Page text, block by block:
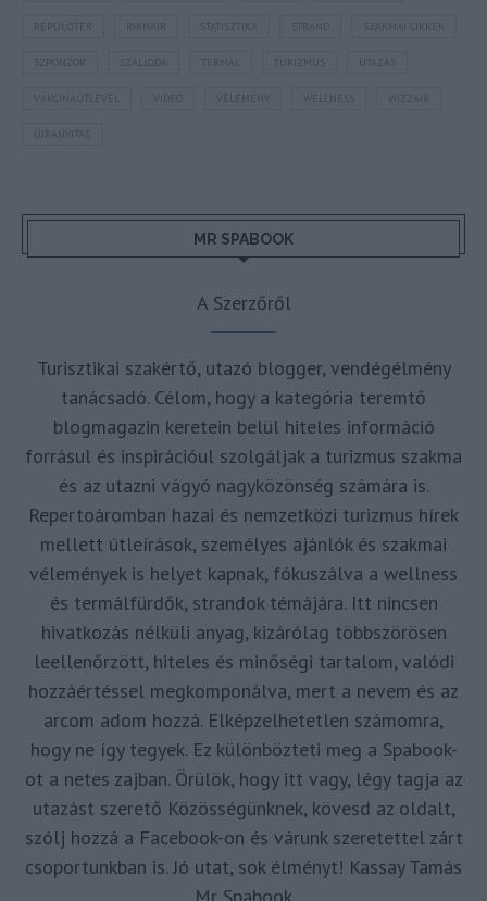
REPÜLŐTÉR STATISZTIKA STRAND SZAKMAI CIKKEK
SZPONZOR SZÁLLODA TERMÁL TURIZMUS UTAZÁS
VAKCINAÚTLEVÉL WIZZAIR
ÚJRANYITÁS
MR SPABOOK
A Szerzőről
Turisztikai szakértő, utazó blogger, vendégélmény
tanácsadó. Célom, hogy a kategória teremtő
blogmagazin keretein belül hiteles információ
forrásul és inspirációul szolgáljak a turizmus szakma
és az utazni vágyó nagyközönség számára is.
Repertoáromban hazai és nemzetközi turizmus hírek
mellett útleírások, személyes ajánlók és szakmai
vélemények is helyet kapnak, fókuszálva a wellness
és termálfürdők, strandok témájára. Itt nincsen
hivatkozás nélküli anyag, kizárólag többszörösen
leellenőrzött, hiteles és minőségi tartalom, valódi
hozzáértéssel megkomponálva, mert a nevem és az
arcom adom hozzá. Elképzelhetetlen számomra,
hogy ne így tegyek. Ez különbözteti meg a Spabook-
ot a netes zajban. Örülök, hogy itt vagy, légy tagja az
utazást szerető Közösségünknek, kövesd az oldalt,
szólj hozzá a Facebook-on és várunk szeretettel zárt
csoportunkban is. Jó utat, sok élményt! Kassay Tamás